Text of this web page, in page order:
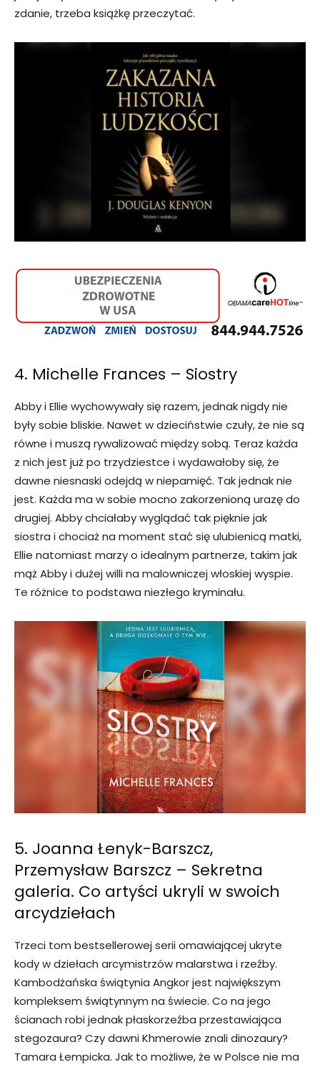
zdanie, trzeba książkę przeczytać.
4. Michelle Frances – Siostry
Abby i Ellie wychowywały się razem, jednak nigdy nie
były sobie bliskie. Nawet w dzieciństwie czuły, że nie są
równe i muszą rywalizować między sobą. Teraz każda
z nich jest już po trzydziestce i wydawałoby się, że
dawne niesnaski odejdą w niepamięć. Tak jednak nie
jest. Każda ma w sobie mocno zakorzenioną urazę do
drugiej. Abby chciałaby wyglądać tak pięknie jak
siostra i chociaż na moment stać się ulubienicą matki,
Ellie natomiast marzy o idealnym partnerze, takim jak
mąż Abby i dużej willi na malowniczej włoskiej wyspie.
Te różnice to podstawa niezłego kryminału.
5. Joanna Łenyk-Barszcz,
Przemysław Barszcz – Sekretna
galeria. Co artyści ukryli w swoich
arcydziełach
Trzeci tom bestsellerowej serii omawiającej ukryte
kody w dziełach arcymistrzów malarstwa i rzeźby.
Kambodżańska świątynia Angkor jest największym
kompleksem świątynnym na świecie. Co na jego
ścianach robi jednak płaskorzeźba przestawiająca
stegozaura? Czy dawni Khmerowie znali dinozaury?
Tamara Łempicka. Jak to możliwe, że w Polsce nie ma